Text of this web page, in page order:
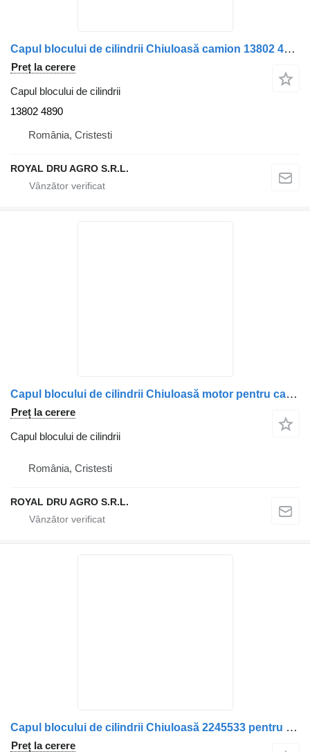
Capul blocului de cilindrii Chiuloasă camion 13802 4890 pentru camion Scania DC9/DC13/DC16
Preț la cerere
Capul blocului de cilindrii
13802 4890
România, Cristesti
ROYAL DRU AGRO S.R.L.
Capul blocului de cilindrii Chiuloasă motor pentru camion Scania (Cod: 2294618, 575992, 575989, 2452544)
Preț la cerere
Capul blocului de cilindrii
România, Cristesti
ROYAL DRU AGRO S.R.L.
Capul blocului de cilindrii Chiuloasă 2245533 pentru camion Scania DC16 101 2014
Preț la cerere